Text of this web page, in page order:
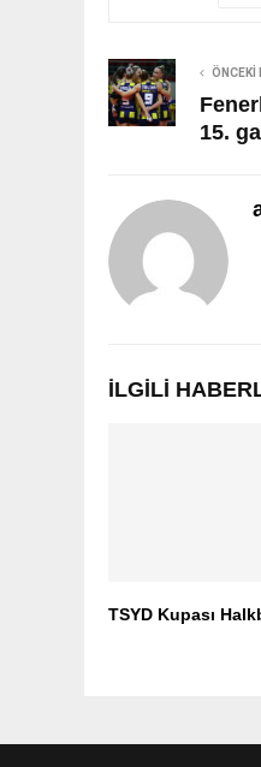
ÖNCEKI
15.
İLGILI
TSYD Kupası